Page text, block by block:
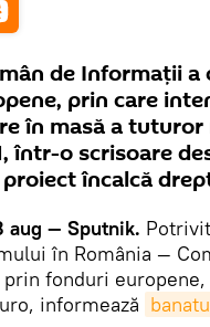
de Informații
prin care
în masă a
într-o scrisoare
încalcă
aug — Sputnik.
în România —
fonduri
informează